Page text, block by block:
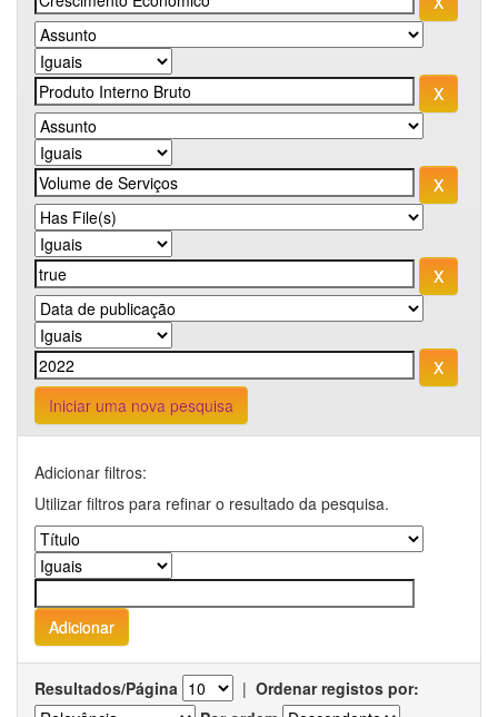
Iniciar uma nova pesquisa
Adicionar filtros:
Utilizar filtros para refinar o resultado da pesquisa.
Resultados/Página | Ordenar registos por: